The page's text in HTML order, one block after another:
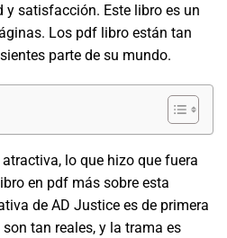
y satisfacción. Este libro es un
Los pdf libro están tan
parte de su mundo.
lo que hizo que fuera
en pdf más sobre esta
de AD Justice es de primera
tan reales, y la trama es